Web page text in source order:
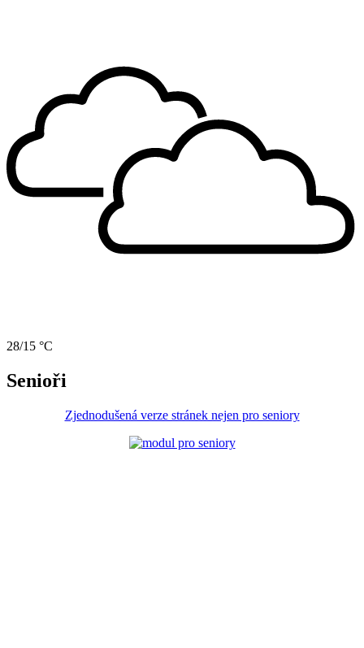
28/15 °C
Senioři
Zjednodušená verze stránek nejen pro seniory